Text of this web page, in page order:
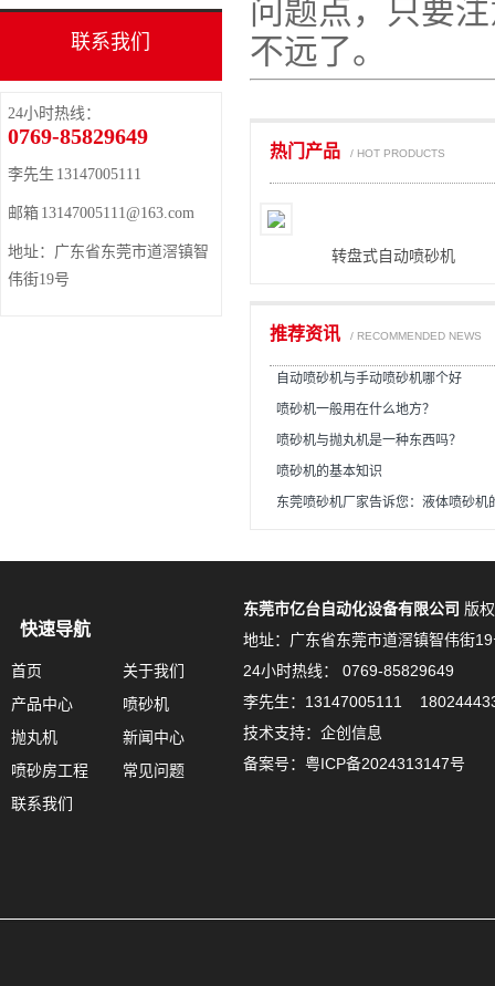
问题点，只要
不远了。
热门产品 / HOT PRODUCTS
转盘式自动喷砂机
推荐资讯 / RECOMMENDED NEWS
自动喷砂机与手动喷砂机哪个好
喷砂机一般用在什么地方？
喷砂机与抛丸机是一种东西吗？
喷砂机的基本知识
东莞喷砂机厂家告诉您：液体喷砂机
联系我们
24小时热线：
0769-85829649
李先生 13147005111
邮箱 13147005111@163.com
地址：广东省东莞市道滘镇智
伟街19号
快速导航
首页
关于我们
产品中心
喷砂机
抛丸机
新闻中心
喷砂房工程
常见问题
联系我们
东莞市亿台自动化设备有限公司 版
地址：广东省东莞市道滘镇智伟街
24小时热线： 0769-85829649
李先生：13147005111
技术支持：企创信息
备案号： 粤ICP备2024313147号